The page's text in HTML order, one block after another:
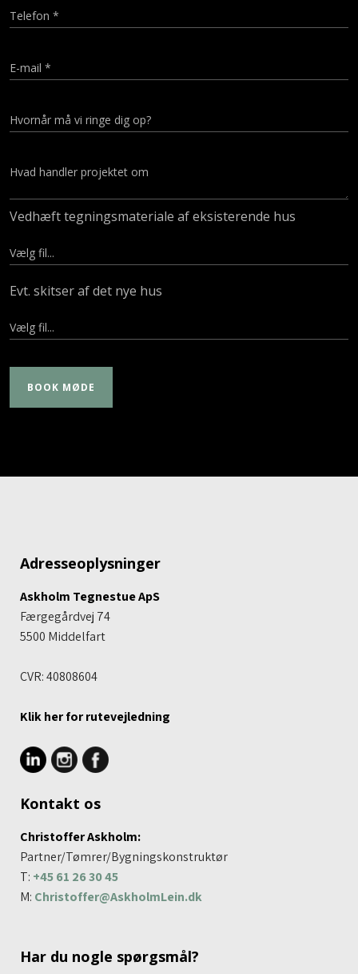
Vedhæft tegningsmateriale af eksisterende hus
Evt. skitser af det nye hus
Adresseoplysninger
Askholm Tegnestue ApS
Færgegårdvej 74
5500 Middelfart​
CVR: 40808604
Klik her for rutevej​ledning
Kontakt os
Christoffer Askholm:
Partner/​Tømrer/Bygningskonstruktør
T: +45 61 26 30 45
M: Christoffer@AskholmLein.dk
Har du nogle spørgsmål?